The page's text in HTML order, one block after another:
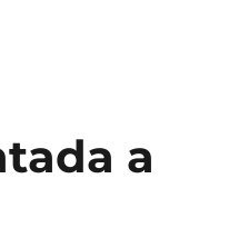
a